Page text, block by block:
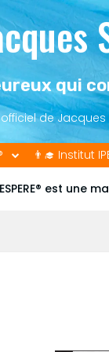
qui
officiel de
👨‍🎓 Institut
est une